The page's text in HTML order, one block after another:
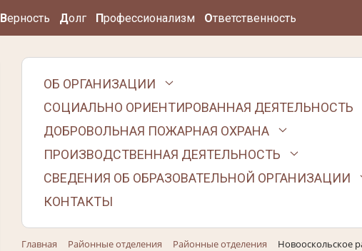
Верность Долг Профессионализм Ответственность
ОБ ОРГАНИЗАЦИИ
СОЦИАЛЬНО ОРИЕНТИРОВАННАЯ ДЕЯТЕЛЬНОСТЬ
ДОБРОВОЛЬНАЯ ПОЖАРНАЯ ОХРАНА
ПРОИЗВОДСТВЕННАЯ ДЕЯТЕЛЬНОСТЬ
СВЕДЕНИЯ ОБ ОБРАЗОВАТЕЛЬНОЙ ОРГАНИЗАЦИИ
КОНТАКТЫ
Главная Районные отделения Районные отделения Новооскольское